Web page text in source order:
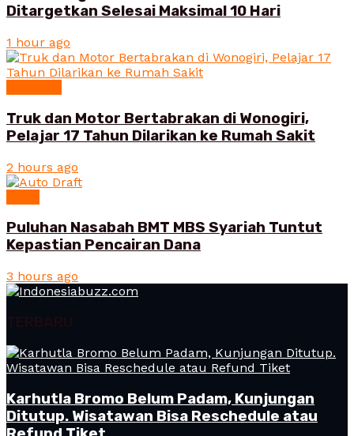
Ditargetkan Selesai Maksimal 10 Hari
1 hour ago
Truk dan Motor Bertabrakan di Wonogiri,
Pelajar 17 Tahun Dilarikan ke Rumah Sakit
2 hours ago
Puluhan Nasabah BMT MBS Syariah Tuntut
Kepastian Pencairan Dana
3 hours ago
TERBARU
Karhutla Bromo Belum Padam, Kunjungan
Ditutup. Wisatawan Bisa Reschedule atau